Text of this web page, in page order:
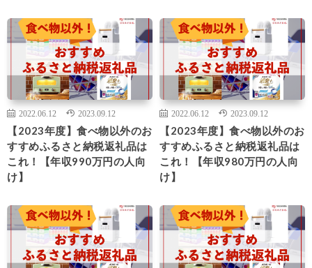
2022.06.12 2023.09.12
【2023年度】食べ物以外のお
すすめふるさと納税返礼品は
これ！【年収990万円の人向
け】
2022.06.12 2023.09.12
【2023年度】食べ物以外のお
すすめふるさと納税返礼品は
これ！【年収980万円の人向
け】